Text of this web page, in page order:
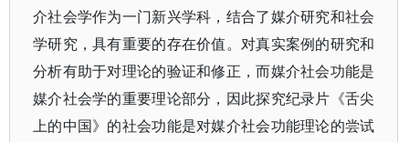
介社会学作为一门新兴学科，结合了媒介研究和社会
学研究，具有重要的存在价值。对真实案例的研究和
分析有助于对理论的验证和修正，而媒介社会功能是
媒介社会学的重要理论部分，因此探究纪录片《舌尖
上的中国》的社会功能是对媒介社会功能理论的尝试